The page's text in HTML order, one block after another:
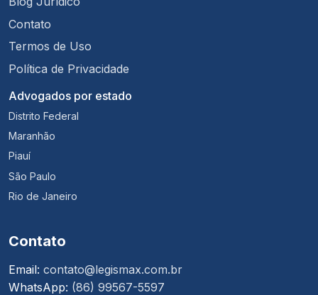
Contato
Termos de Uso
Política de Privacidade
Advogados por estado
Distrito Federal
Maranhão
Piauí
São Paulo
Rio de Janeiro
Contato
Email: contato@legismax.com.br
WhatsApp: (86) 99567-5597